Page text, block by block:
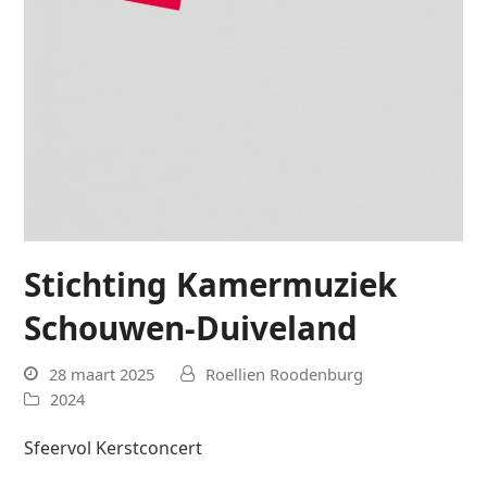
Stichting Kamermuziek
Schouwen-Duiveland
28 maart 2025
Roellien Roodenburg
2024
Sfeervol Kerstconcert